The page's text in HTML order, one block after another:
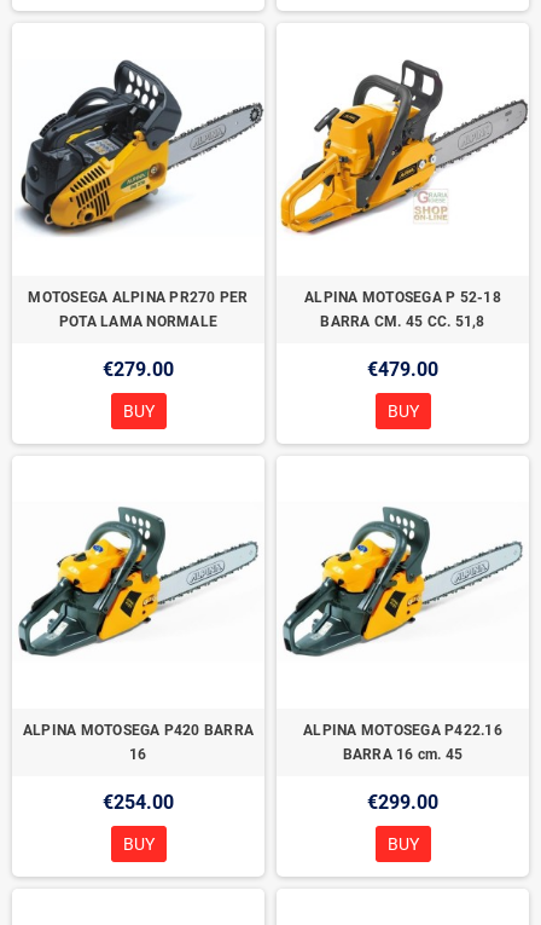
MOTOSEGA ALPINA PR270 PER
POTA LAMA NORMALE
€279.00
BUY
ALPINA MOTOSEGA P 52-18
BARRA CM. 45 CC. 51,8
€479.00
BUY
ALPINA MOTOSEGA P420 BARRA
16
€254.00
BUY
ALPINA MOTOSEGA P422.16
BARRA 16 cm. 45
€299.00
BUY